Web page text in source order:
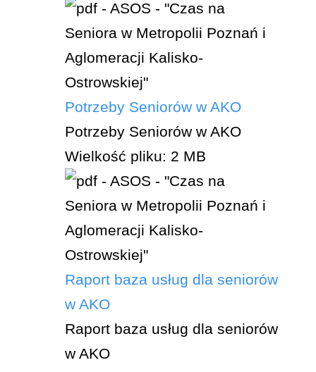
Potrzeby Seniorów w AKO
Potrzeby Seniorów w AKO
Wielkość pliku: 2 MB
Raport baza usług dla seniorów
w AKO
Raport baza usług dla seniorów
w AKO